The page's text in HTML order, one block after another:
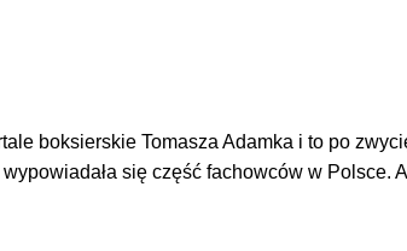
boksierskie Tomasza Adamka i to po
się część fachowców w